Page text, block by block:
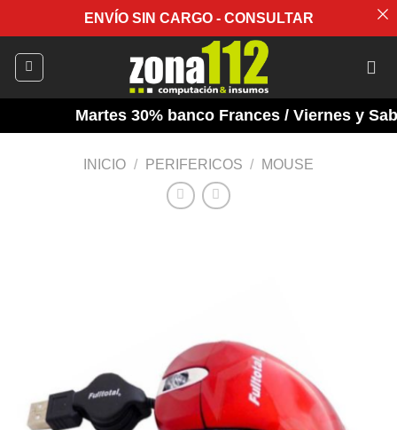
ENVÍO SIN CARGO - CONSULTAR
Martes 30% banco Frances / Viernes y
INICIO / PERIFERICOS / MOUSE